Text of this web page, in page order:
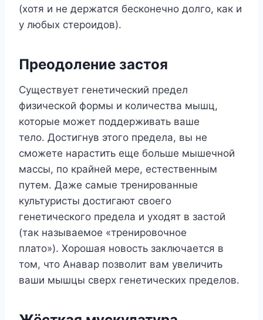
(хотя и не держатся бесконечно долго, как и
у любых стероидов).
Преодоление застоя
Существует генетический предел
физической формы и количества мышц,
которые может поддерживать ваше
тело. Достигнув этого предела, вы не
сможете нарастить еще больше мышечной
массы, по крайней мере, естественным
путем. Даже самые тренированные
культуристы достигают своего
генетического предела и уходят в застой
(так называемое «тренировочное
плато»). Хорошая новость заключается в
том, что Анавар позволит вам увеличить
ваши мышцы сверх генетических пределов.